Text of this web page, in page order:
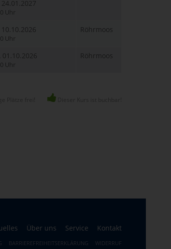
24.01.2027
Uhr
10.10.2026
Uhr
Röhrmoos
01.10.2026
Uhr
Röhrmoos
Über uns Service Kontakt
BARRIEREFREIHEITSERKLÄRUNG WIDERRUF